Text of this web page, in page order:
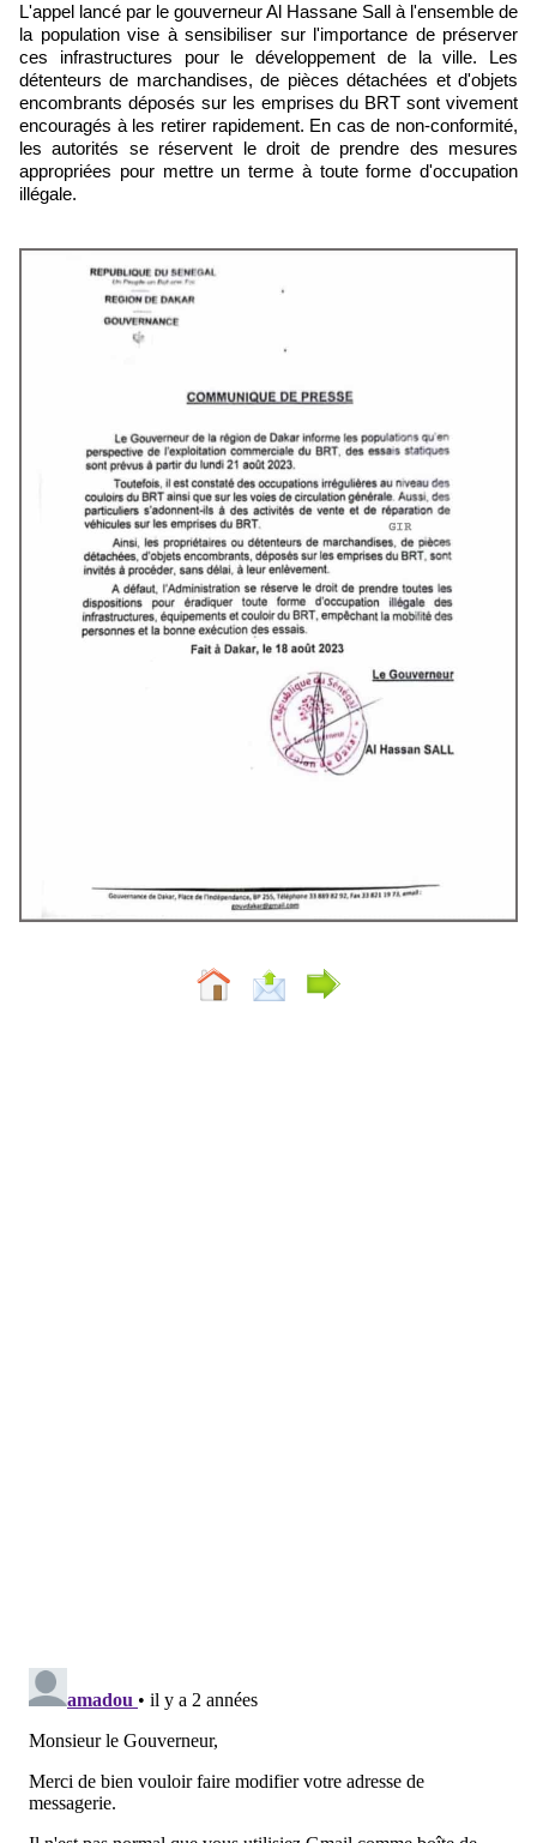
L'appel lancé par le gouverneur Al Hassane Sall à l'ensemble de
la population vise à sensibiliser sur l'importance de préserver
ces infrastructures pour le développement de la ville. Les
détenteurs de marchandises, de pièces détachées et d'objets
encombrants déposés sur les emprises du BRT sont vivement
encouragés à les retirer rapidement. En cas de non-conformité,
les autorités se réservent le droit de prendre des mesures
appropriées pour mettre un terme à toute forme d'occupation
illégale.